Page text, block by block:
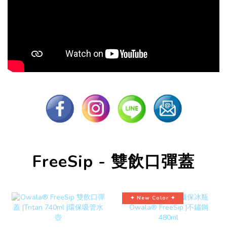
FreeSip - 雙飲口彈蓋
✦ New Color ✦